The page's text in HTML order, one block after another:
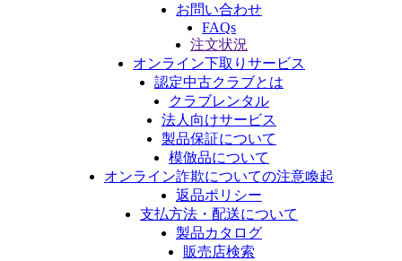
お問い合わせ
FAQs
注文状況
オンライン下取りサービス
認定中古クラブとは
クラブレンタル
法人向けサービス
製品保証について
模倣品について
オンライン詐欺についての注意喚起
返品ポリシー
支払方法・配送について
製品カタログ
販売店検索